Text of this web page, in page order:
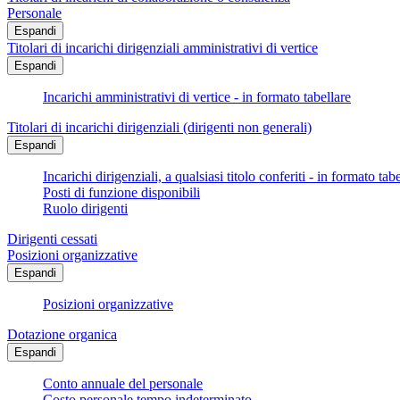
Personale
Espandi
Titolari di incarichi dirigenziali amministrativi di vertice
Espandi
Incarichi amministrativi di vertice - in formato tabellare
Titolari di incarichi dirigenziali (dirigenti non generali)
Espandi
Incarichi dirigenziali, a qualsiasi titolo conferiti - in formato
Posti di funzione disponibili
Ruolo dirigenti
Dirigenti cessati
Posizioni organizzative
Espandi
Posizioni organizzative
Dotazione organica
Espandi
Conto annuale del personale